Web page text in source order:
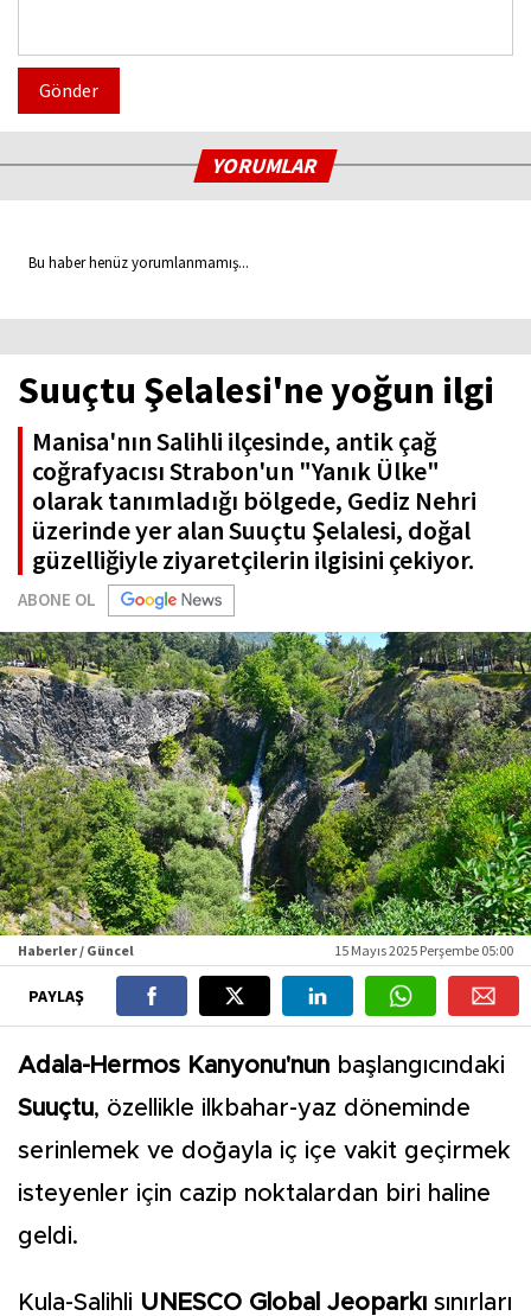
Gönder
YORUMLAR
Bu haber henüz yorumlanmamış...
Suuçtu Şelalesi'ne yoğun ilgi
Manisa'nın Salihli ilçesinde, antik çağ
coğrafyacısı Strabon'un "Yanık Ülke"
olarak tanımladığı bölgede, Gediz Nehri
üzerinde yer alan Suuçtu Şelalesi, doğal
güzelliğiyle ziyaretçilerin ilgisini çekiyor.
ABONE OL
Haberler / Güncel 15 Mayıs 2025 Perşembe 05:00
PAYLAŞ
Adala-Hermos Kanyonu'nun başlangıcındaki
Suuçtu, özellikle ilkbahar-yaz döneminde
serinlemek ve doğayla iç içe vakit geçirmek
isteyenler için cazip noktalardan biri haline
geldi.
Kula-Salihli UNESCO Global Jeoparkı sınırları